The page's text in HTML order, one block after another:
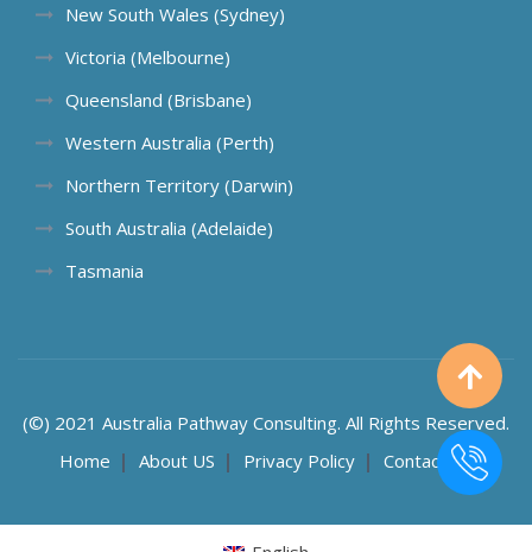
New South Wales (Sydney)
Victoria (Melbourne)
Queensland (Brisbane)
Western Australia (Perth)
Northern Territory (Darwin)
South Australia (Adelaide)
Tasmania
(©) 2021 Australia Pathway Consulting. All Rights Reserved.
Home
About US Privacy Policy Contact US